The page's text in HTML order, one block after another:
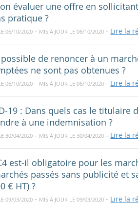
évaluer une offre en
pratique ?
06/10/2020 - MIS À JOUR LE 06/10/2020 - Lire la
de renoncer à un
ne sont pas obtenues ?
06/10/2020 - MIS À JOUR LE 06/10/2020 - Lire la
19 : Dans quels cas le titulaire
à une indemnisation ?
30/04/2020 - MIS À JOUR LE 30/04/2020 - Lire la
est-il obligatoire pour les
passés sans publicité et
€ HT) ?
09/03/2020 - MIS À JOUR LE 09/03/2020 - Lire la